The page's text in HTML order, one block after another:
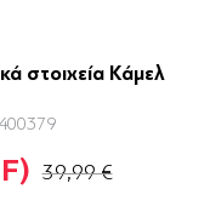
στοιχεία Κάμελ
39,99 €